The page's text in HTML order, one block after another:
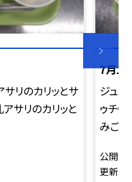
リのカリッとサ
サリのカリッと
7月15
ジュ
ゥチ牛
みご飯
公開日
更新日